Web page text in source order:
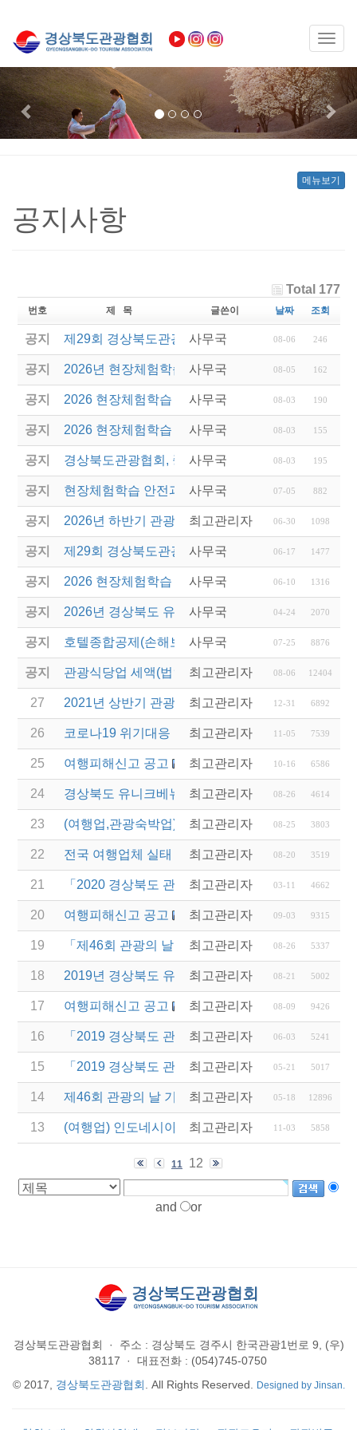
Previous
메뉴보기
공지사항
Total 177
번호 제 목 글쓴이 날짜 조회
공지 제29회 경상북도관광기념품공모전 결과발표
사무국 08-06 246
공지 2026년 현장체험학습 안전과정(신규.재강습) 교육
사무국 08-05 162
공지 2026 현장체험학습 안전과정 교육(신규. 재강습)
사무국 08-03 190
공지 2026 현장체험학습 안전과정(신규. 재강습) 교육 성
사무국 08-03 155
공지 경상북도관광협회, 중국 단동 해외여행상품 개발 팸
사무국 08-03 195
공지 현장체험학습 안전과정(신규/재강습) 안내
사무국 07-05 882
공지 2026년 하반기 관광진흥개발기금 융자 시행 안내
최고관리자 06-30 1098
공지 제29회 경상북도관광기념품공모전 개최
사무국 06-17 1477
공지 2026 현장체험학습 안전과정(신규.재강습)
사무국 06-10 1316
공지 2026년 경상북도 유니크베뉴를 활용한 MICE행사
사무국 04-24 2070
공지 호텔종합공제(손해보험) 서비스 안내
사무국 07-25 8876
공지 관광식당업 세액(법인세 및 소득세)감면 제도 안내
최고관리자 08-06 12404
27 2021년 상반기 관광진흥개발기금 융자 시행 안내
최고관리자 12-31 6892
26 코로나19 위기대응 관광업계 건의문 제출(2020년
최고관리자 11-05 7539
25 여행피해신고 공고 최고관리자 10-16 6586
24 경상북도 유니크베뉴를 활용한 MICE행사 개최 지원
최고관리자 08-26 4614
23 (여행업,관광숙박업)특별고용지원 업종의 고용안정
최고관리자 08-25 3803
22 전국 여행업체 실태 전수조사 조사원 모집 안내
최고관리자 08-20 3519
21 「2020 경상북도 관광 청년인턴제 사업」실시업체
최고관리자 03-11 4662
20 여행피해신고 공고 최고관리자 09-03 9315
19 「제46회 관광의 날」경상북도 관광진흥유공 표창
최고관리자 08-26 5337
18 2019년 경상북도 유니크베뉴를 활용한 MICE행사
최고관리자 08-21 5002
17 여행피해신고 공고 최고관리자 08-09 9426
16 「2019 경상북도 관광 청년인턴제」실시업체 추가
최고관리자 06-03 5241
15 「2019 경상북도 관광 청년인턴제」실시업체 모집
최고관리자 05-21 5017
14 제46회 관광의 날 기념 2019 관광진흥유공자 정부
최고관리자 05-18 12896
13 (여행업) 인도네시아 발리 & 덴파사르 지역 세일즈
최고관리자 11-03 5858
11 12
and or
경상북도관광협회 ·
주소 : 경상북도 경주시 한국관광1번로 9, (우)
38117
·
대표전화 : (054)745-0750
© 2017, 경상북도관광협회 . All Rights Reserved. Designed by Jinsan.